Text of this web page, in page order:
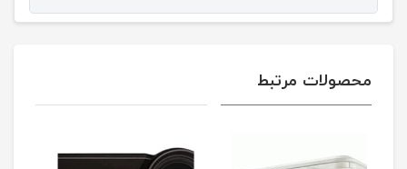
محصولات مرتبط